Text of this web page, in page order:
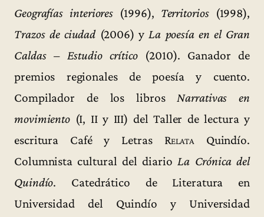
Geografías interiores (1996), Territorios(1998),
Trazos de ciudad(2006) yLa poesía en el Gran
Caldas – Estudio crítico(2010). Ganador de
premios regionales de poesía y cuento.
Compilador de los librosNarrativas en
movimiento (I, II y III) del Taller de lectura y
escritura Café y Letras RelataQuindío.
Columnista cultural del diarioLa Crónica del
Quindío. Catedrático de Literatura en
Universidad del Quindío y Universidad